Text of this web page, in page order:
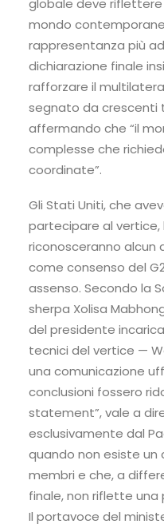
globale deve
mondo
rappresentanza più
dichiarazione finale
rafforzare il
segnato da crescenti
affermando che “il
complesse che
coordinate”.
Gli Stati Uniti, che
partecipare al
riconosceranno
come consenso del
assenso. Secondo la
sherpa Xolisa
del presidente
tecnici del vertice —
una comunicazione
conclusioni fossero
statement”, vale a
esclusivamente dal
quando non esiste un
membri e che, a
finale, non riflette una
Il portavoce del